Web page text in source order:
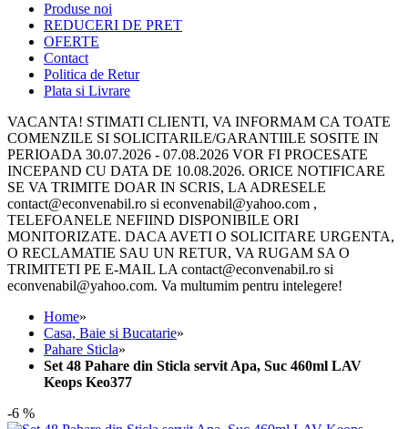
Produse noi
REDUCERI DE PRET
OFERTE
Contact
Politica de Retur
Plata si Livrare
VACANTA! STIMATI CLIENTI, VA INFORMAM CA TOATE
COMENZILE SI SOLICITARILE/GARANTIILE SOSITE IN
PERIOADA 30.07.2026 - 07.08.2026 VOR FI PROCESATE
INCEPAND CU DATA DE 10.08.2026. ORICE NOTIFICARE
SE VA TRIMITE DOAR IN SCRIS, LA ADRESELE
contact@econvenabil.ro si econvenabil@yahoo.com ,
TELEFOANELE NEFIIND DISPONIBILE ORI
MONITORIZATE. DACA AVETI O SOLICITARE URGENTA,
O RECLAMATIE SAU UN RETUR, VA RUGAM SA O
TRIMITETI PE E-MAIL LA contact@econvenabil.ro si
econvenabil@yahoo.com. Va multumim pentru intelegere!
Home»
Casa, Baie si Bucatarie»
Pahare Sticla»
Set 48 Pahare din Sticla servit Apa, Suc 460ml LAV
Keops Keo377
-6 %